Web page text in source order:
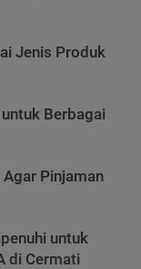
Jenis Produk
Berbagai
Pinjaman
untuk
di Cermati